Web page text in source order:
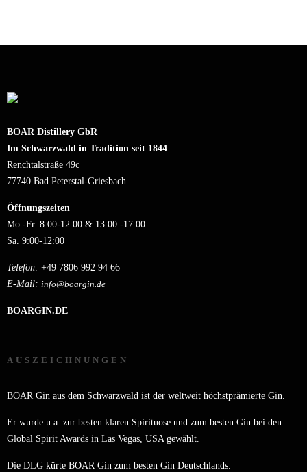
BOAR Distillery GbR
Im Schwarzwald in Tradition seit 1844
Renchtalstraße 49c
77740 Bad Peterstal-Griesbach
Öffnungszeiten
Mo.-Fr. 8:00-12:00 & 13:00 -17:00
Sa. 9:00-12:00
Telefon: +49 7806 992 94 66
E-Mail: info@boargin.de
BOARGIN.DE
AUSZEICHNUNGEN
BOAR Gin aus dem Schwarzwald ist der weltweit höchstprämierte Gin.
Er wurde u.a. zur besten klaren Spirituose und zum besten Gin bei den
Global Spirit Awards in Las Vegas, USA gewählt.
Die DLG kürte BOAR Gin zum besten Gin Deutschlands.